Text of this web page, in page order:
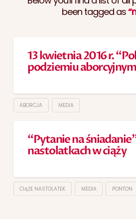
been tagged as
13 kwietnia 2016 r.
podziemiu aborcyjnym
ABORCJA MEDIA
“Pytanie na
nastolatkach w ciąży
CIĄŻE NASTOLATEK MEDIA PONTON